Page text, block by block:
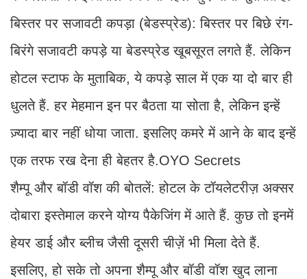
बिस्तर पर सजावटी कपड़ा (बेडस्प्रेड): बिस्तर पर बिछे रंग-
बिरंगे सजावटी कपड़े या बेडस्प्रेड खूबसूरत लगते हैं. लेकिन
होटल स्टाफ के मुताबिक, ये कपड़े साल में एक या दो बार ही
धुलते हैं. हर मेहमान इन पर बैठता या सोता है, लेकिन इन्हें
ज़्यादा बार नहीं धोया जाता. इसलिए कमरे में आने के बाद इन्हें
एक तरफ रख देना ही बेहतर है.OYO Secrets
शैम्पू और बॉडी वॉश की बोतलें: होटल के टॉयलेटरीज़ अक्सर
दोबारा इस्तेमाल करने योग्य पैकेजिंग में आते हैं. कुछ तो इनमें
हेयर डाई और ब्लीच जैसी दूसरी चीज़ें भी मिला देते हैं.
इसलिए, हो सके तो अपना शैम्पू और बॉडी वॉश खुद लाना